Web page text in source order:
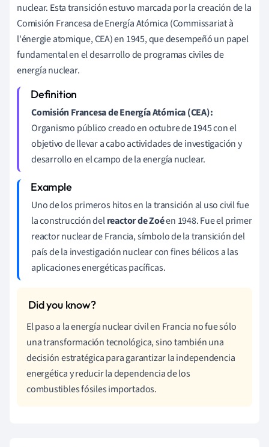
nuclear. Esta transición estuvo marcada por la creación de la
Comisión Francesa de Energía Atómica (Commissariat à
l'énergie atomique, CEA) en 1945, que desempeñó un papel
fundamental en el desarrollo de programas civiles de
energía nuclear.
Comisión Francesa de Energía Atómica (CEA):
Organismo público creado en octubre de 1945 con el
objetivo de llevar a cabo actividades de investigación y
desarrollo en el campo de la energía nuclear.
Uno de los primeros hitos en la transición al uso civil fue
la construcción delreactor de Zoéen 1948. Fue el primer
reactor nuclear de Francia, símbolo de la transición del
país de la investigación nuclear con fines bélicos a las
aplicaciones energéticas pacíficas.
El paso a la energía nuclear civil en Francia no fue sólo
una transformación tecnológica, sino también una
decisión estratégica para garantizar la independencia
energética y reducir la dependencia de los
combustibles fósiles importados.